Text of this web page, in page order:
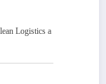
Logistics a